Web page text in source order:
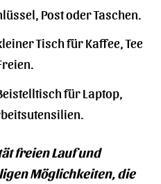
Post oder Taschen.
Tisch für Kaffee, Tee
für Laptop,
freien Lauf und
Möglichkeiten, die